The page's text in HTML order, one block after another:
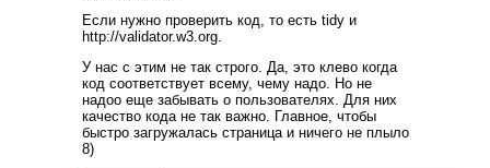
Если нужно проверить код, то есть tidy и
http://validator.w3.org.
У нас с этим не так строго. Да, это клево когда
код соответствует всему, чему надо. Но не
надоо еще забывать о пользователях. Для них
качество кода не так важно. Главное, чтобы
быстро загружалась страница и ничего не плыло
8)